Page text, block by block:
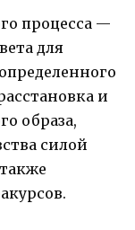
процесса —
для
и
образа,
силой